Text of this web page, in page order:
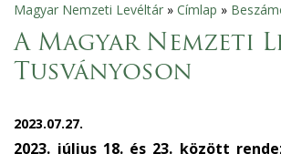
Jelenlegi
hely
Magyar Nemzeti Levéltár » Címlap »
A Magyar Nemzeti
Tusványoson
2023.07.27.
2023. július 18. és 23. között